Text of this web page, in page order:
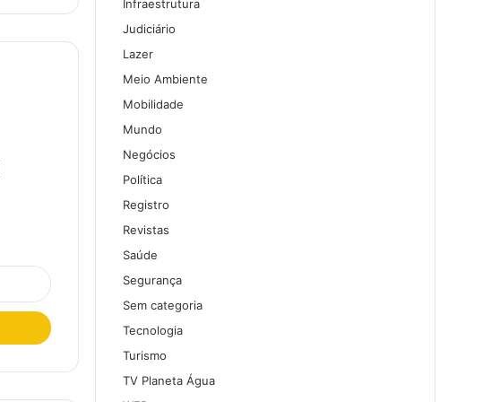
Infraestrutura
Judiciário
Lazer
Meio Ambiente
Mobilidade
Mundo
Negócios
Política
Registro
Revistas
Saúde
Segurança
Sem categoria
Tecnologia
Turismo
TV Planeta Água